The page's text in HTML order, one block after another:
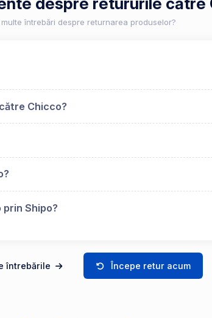
întrebări despre returnarea produselor?
Chicco?
Shipo?
întrebările Începe retur acum